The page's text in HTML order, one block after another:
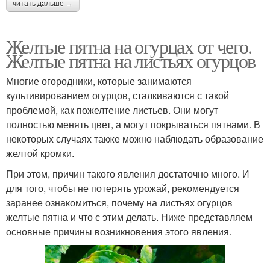
читать дальше →
Желтые пятна на огурцах от чего.
Желтые пятна на листьях огурцов
Многие огородники, которые занимаются
культивированием огурцов, сталкиваются с такой
проблемой, как пожелтение листьев. Они могут
полностью менять цвет, а могут покрываться пятнами. В
некоторых случаях также можно наблюдать образование
желтой кромки.
При этом, причин такого явления достаточно много. И
для того, чтобы не потерять урожай, рекомендуется
заранее ознакомиться, почему на листьях огурцов
желтые пятна и что с этим делать. Ниже представляем
основные причины возникновения этого явления.